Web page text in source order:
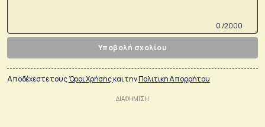
0 /2000
Υποβολή σχολίου
Αποδέχεστε τουςΌροι Χρήσηςκαι τηνΠολιτικη Απορρήτου